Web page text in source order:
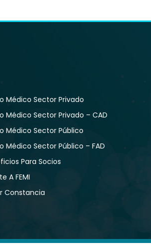
Médico Sector Privado
Médico Sector Privado – CAD
Médico Sector Público
Médico Sector Público – FAD
Para Socios
A FEMI
Constancia